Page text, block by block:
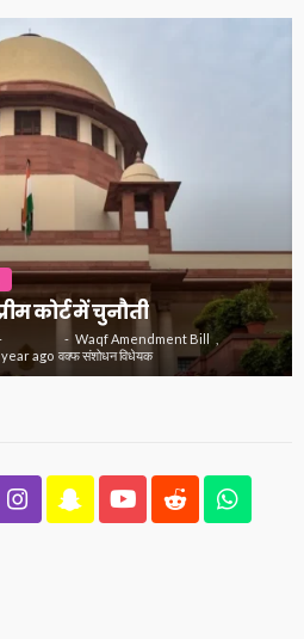
कोर्ट में चुनौती
year ago
Waqf Amendment Bill
वक्फ संशोधन विधेयक